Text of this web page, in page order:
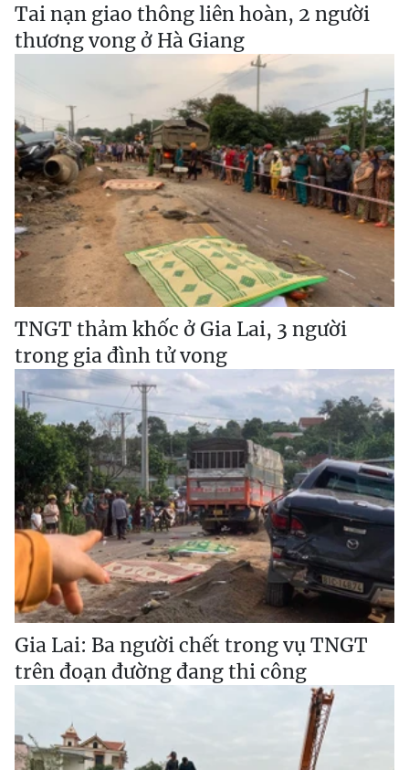
Tai nạn giao thông liên hoàn, 2 người
thương vong ở Hà Giang
TNGT thảm khốc ở Gia Lai, 3 người
trong gia đình tử vong
Gia Lai: Ba người chết trong vụ TNGT
trên đoạn đường đang thi công